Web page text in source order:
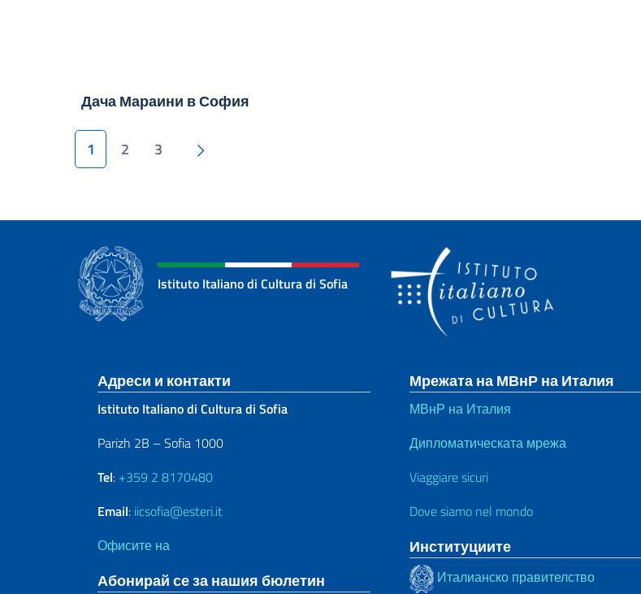
Дача Мараини в София
Pagination
1 2 3
Istituto Italiano di Cultura di Sofia
Sezione footer
Адреси и контакти
Istituto Italiano di Cultura di Sofia
Parizh 2B – Sofia 1000
Tel: +359 2 8170480
Email: iicsofia@esteri.it
Офисите на
Абонирай се за нашия бюлетин
Мрежата на МВнР на Италия
МВнР на Италия
Дипломатическата мрежа
Viaggiare sicuri
Dove siamo nel mondo
Институциите
Италианско правителство